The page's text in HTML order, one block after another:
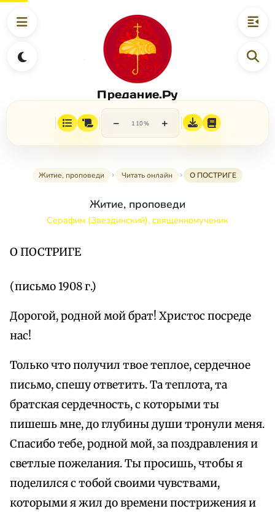
Предание.Ру
− 110% +
Житие, проповеди Читать онлайн О ПОСТРИГЕ
Житие, проповеди
Серафим (Звездинский), священномученик
О ПОСТРИГЕ
(письмо 1908 г.)
Дорогой, родной мой брат! Христос посреде
нас!
Только что получил твое теплое, сердечное
письмо, спешу ответить. Та теплота, та
братская сердечность, с которыми ты
пишешь мне, до глубины души тронули меня.
Спасибо тебе, родной мой, за поздравления и
светлые пожелания. Ты просишь, чтобы я
поделился с тобой своими чувствами,
которыми я жил до времени пострижения и